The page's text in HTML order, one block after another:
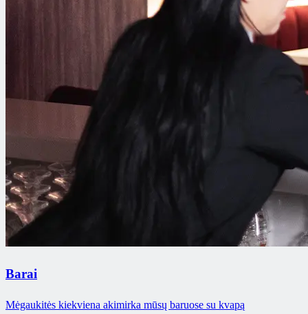
Barai
Mėgaukitės kiekviena akimirka mūsų baruose su kvapą